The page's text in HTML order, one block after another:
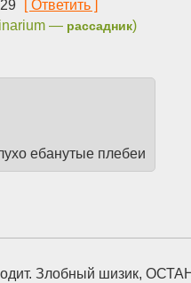
— рассадник)
ебанутые плебеи
Злобный шизик,